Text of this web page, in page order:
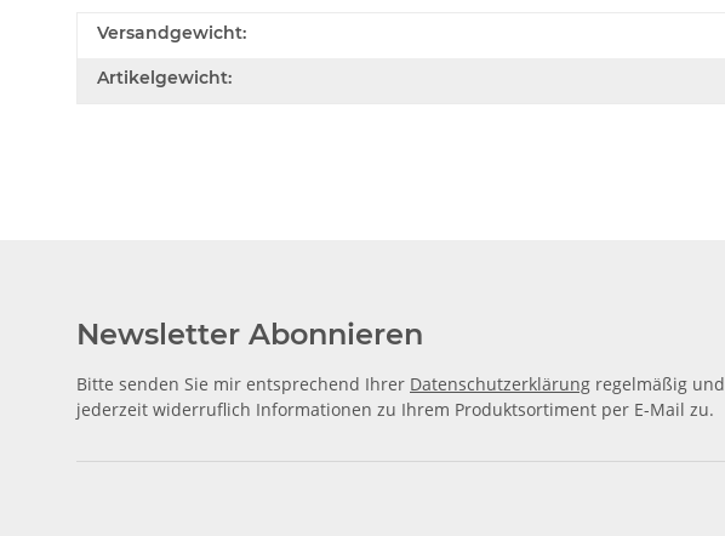
Versandgewicht:
Artikelgewicht:
Newsletter Abonnieren
Bitte senden Sie mir entsprechend Ihrer Datenschutzerklärung regelmäßig und
jederzeit widerruflich Informationen zu Ihrem Produktsortiment per E-Mail zu.